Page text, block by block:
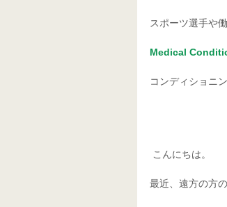
スポーツ選手や
Medical
コンディショニ
こんにちは。
最近、遠方の方